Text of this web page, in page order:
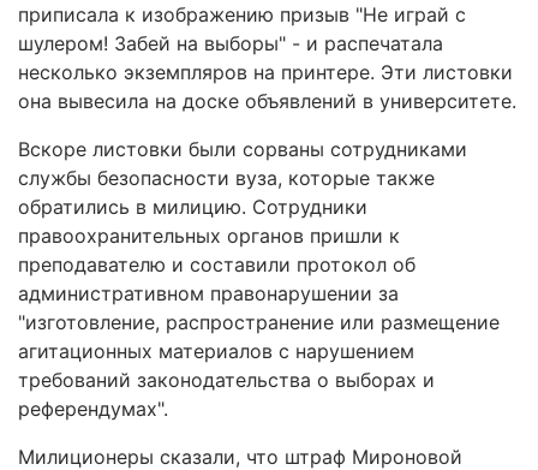
приписала к изображению призыв "Не играй с
шулером! Забей на выборы" - и распечатала
несколько экземпляров на принтере. Эти листовки
она вывесила на доске объявлений в университете.
Вскоре листовки были сорваны сотрудниками
службы безопасности вуза, которые также
обратились в милицию. Сотрудники
правоохранительных органов пришли к
преподавателю и составили протокол об
административном правонарушении за
"изготовление, распространение или размещение
агитационных материалов с нарушением
требований законодательства о выборах и
референдумах".
Милиционеры сказали, что штраф Мироновой